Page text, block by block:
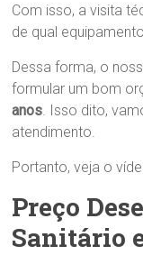
Com isso, a visita
de qual
Dessa forma, o
formular um bom
anos . Isso dito,
atendimento.
Portanto, veja o
Preço
Sanitário